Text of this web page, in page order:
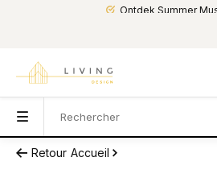
Ontdek Summer
Retour Accueil